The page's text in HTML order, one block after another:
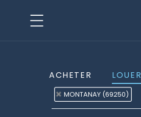
ACHETER LOUER
MONTANAY (69250)